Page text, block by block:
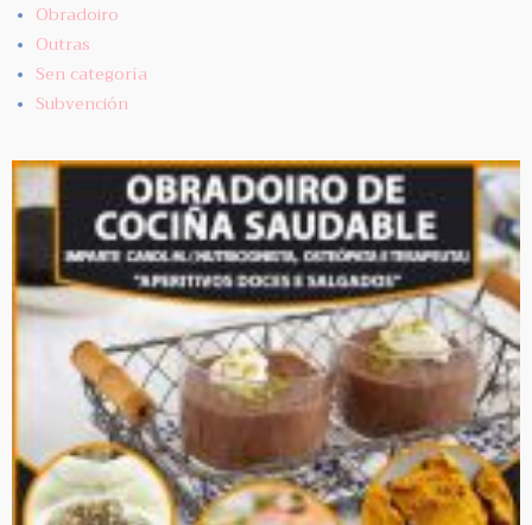
Obradoiro
Outras
Sen categoría
Subvención